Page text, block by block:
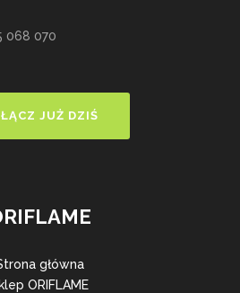
068 070
JUŻ DZIŚ
główna
ORIFLAME